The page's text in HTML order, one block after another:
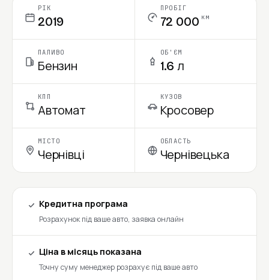
РІК
2019
ПРОБІГ
72 000 км
ПАЛИВО
Бензин
ОБ'ЄМ
1.6 л
КПП
Автомат
КУЗОВ
Кросовер
МІСТО
Чернівці
ОБЛАСТЬ
Чернівецька
Кредитна програма
Розрахунок під ваше авто, заявка онлайн
Ціна в місяць показана
Точну суму менеджер розрахує під ваше авто